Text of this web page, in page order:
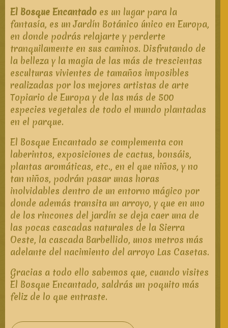
El Bosque Encantado es un lugar para la
fantasía, es un Jardín Botánico único en Europa,
en donde podrás relajarte y perderte
tranquilamente en sus caminos. Disfrutando de
la belleza y la magia de las más de trescientas
esculturas vivientes de tamaños imposibles
realizadas por los mejores artistas de arte
Topiario de Europa y de las más de 500
especies vegetales de todo el mundo plantadas
en el parque.
El Bosque Encantado se complementa con
laberintos, exposiciones de cactus, bonsáis,
plantas aromáticas, etc., en el que niños, y no
tan niños, podrán pasar unas horas
inolvidables dentro de un entorno mágico por
donde además transita un arroyo, y que en uno
de los rincones del jardín se deja caer una de
las pocas cascadas naturales de la Sierra
Oeste, la cascada Barbellido, unos metros más
adelante del nacimiento del arroyo Las Casetas.
Gracias a todo ello sabemos que, cuando visites
El Bosque Encantado, saldrás un poquito más
feliz de lo que entraste.